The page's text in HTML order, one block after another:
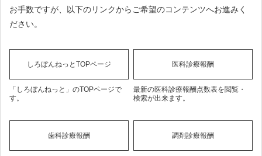
お手数ですが、以下のリンクからご希望のコンテンツへお進みく
ださい。
しろぼんねっとTOPページ
「しろぼんねっと」のTOPページで
す。
医科診療報酬
最新の医科診療報酬点数表を閲覧・
検索が出来ます。
歯科診療報酬 調剤診療報酬